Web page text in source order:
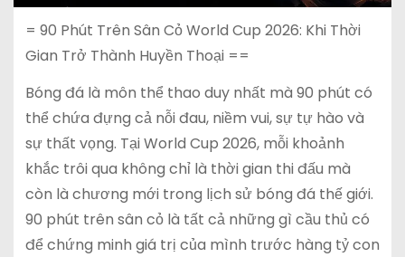
= 90 Phút Trên Sân Cỏ World Cup 2026: Khi Thời
Gian Trở Thành Huyền Thoại ==
Bóng đá là môn thể thao duy nhất mà 90 phút có
thể chứa đựng cả nỗi đau, niềm vui, sự tự hào và
sự thất vọng. Tại World Cup 2026, mỗi khoảnh
khắc trôi qua không chỉ là thời gian thi đấu mà
còn là chương mới trong lịch sử bóng đá thế giới.
90 phút trên sân cỏ là tất cả những gì cầu thủ có
để chứng minh giá trị của mình trước hàng tỷ con